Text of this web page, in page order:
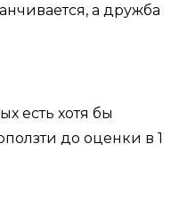
а дружба
есть хотя бы
до оценки в 1